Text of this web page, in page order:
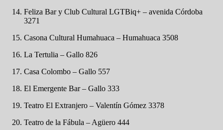
Feliza Bar y Club Cultural LGTBiq+ – avenida Córdoba
3271
Casona Cultural Humahuaca – Humahuaca 3508
La Tertulia – Gallo 826
Casa Colombo – Gallo 557
El Emergente Bar – Gallo 333
Teatro El Extranjero – Valentín Gómez 3378
Teatro de la Fábula – Agüero 444